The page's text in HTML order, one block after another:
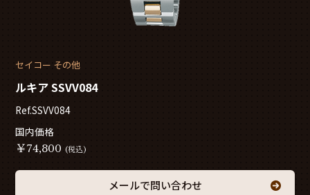
セイコー その他
ルキア SSVV084
Ref.SSVV084
国内価格
￥74,800 (税込)
メールで問い合わせ